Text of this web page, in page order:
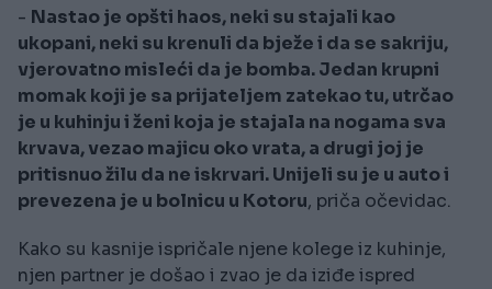
- Nastao je opšti haos, neki su stajali kao
ukopani, neki su krenuli da bježe i da se sakriju,
vjerovatno misleći da je bomba. Jedan krupni
momak koji je sa prijateljem zatekao tu, utrčao
je u kuhinju i ženi koja je stajala na nogama sva
krvava, vezao majicu oko vrata, a drugi joj je
pritisnuo žilu da ne iskrvari. Unijeli su je u auto i
prevezena je u bolnicu u Kotoru, priča očevidac.
Kako su kasnije ispričale njene kolege iz kuhinje,
njen partner je došao i zvao je da iziđe ispred